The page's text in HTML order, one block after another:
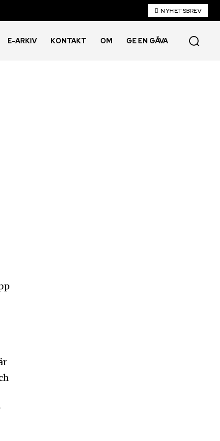
NYHETSBREV
E-ARKIV KONTAKT OM GE EN GÅVA